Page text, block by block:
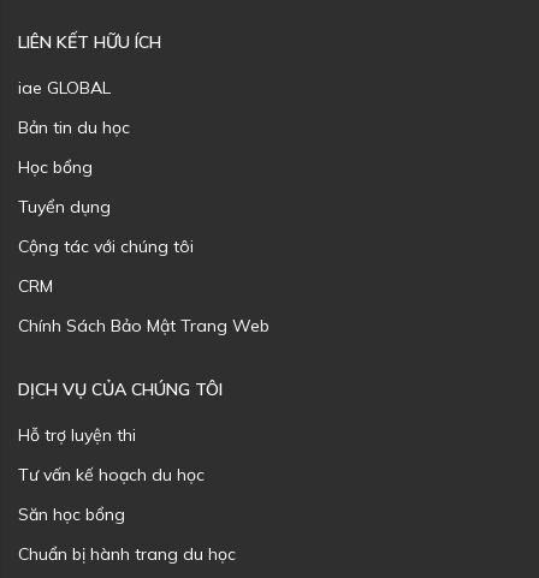
LIÊN KẾT HỮU ÍCH
iae GLOBAL
Bản tin du học
Học bổng
Tuyển dụng
Cộng tác với chúng tôi
CRM
Chính Sách Bảo Mật Trang Web
DỊCH VỤ CỦA CHÚNG TÔI
Hỗ trợ luyện thi
Tư vấn kế hoạch du học
Săn học bổng
Chuẩn bị hành trang du học